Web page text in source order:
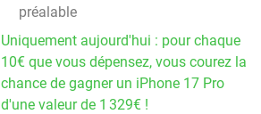
préalable
Uniquement aujourd'hui : pour chaque
10€ que vous dépensez, vous courez la
chance de gagner un iPhone 17 Pro
d'une valeur de 1 329€ !